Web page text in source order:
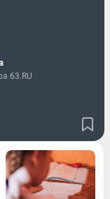
63.RU